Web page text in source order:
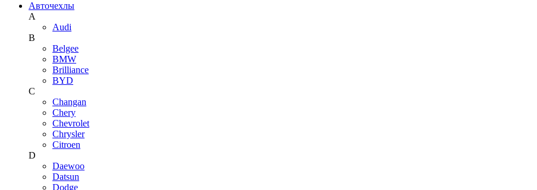
Авточехлы
A
Audi
B
Belgee
BMW
Brilliance
BYD
C
Changan
Chery
Chevrolet
Chrysler
Citroen
D
Daewoo
Datsun
Dodge